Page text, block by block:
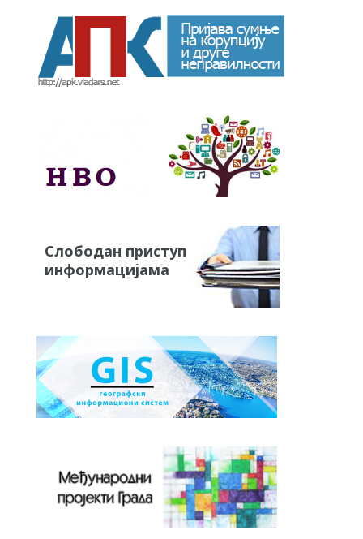
Слободан приступ
информацијама